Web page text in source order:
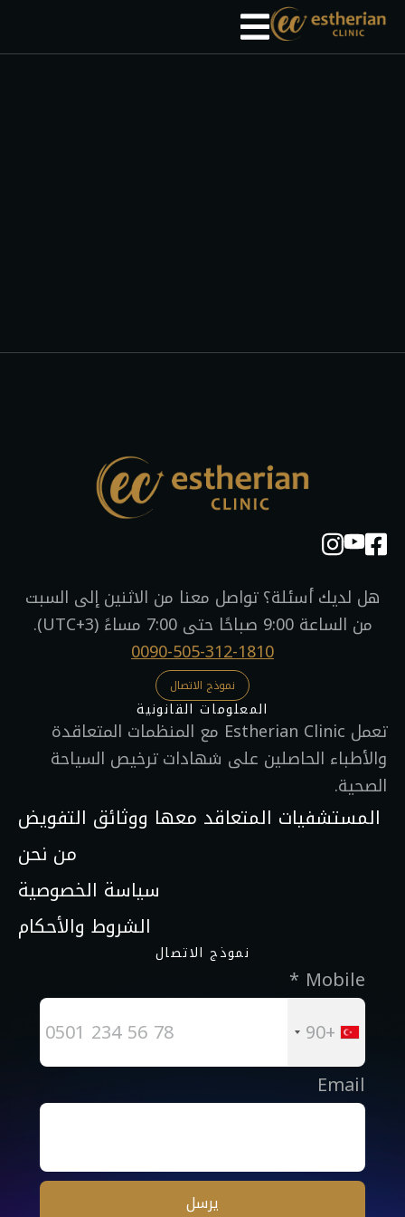
هل لديك أسئلة؟ تواصل معنا من الاثنين إلى السبت
من الساعة 9:00 صباحًا حتى 7:00 مساءً (UTC+3).
0090-505-312-1810
نموذج الاتصال
المعلومات القانونية​
تعمل Estherian Clinic مع المنظمات المتعاقدة
والأطباء الحاصلين على شهادات ترخيص السياحة
الصحية.
المستشفيات المتعاقد معها ووثائق التفويض
من نحن
سياسة الخصوصية
الشروط والأحكام
نموذج الاتصال
Mobile *
+90
Email
يرسل